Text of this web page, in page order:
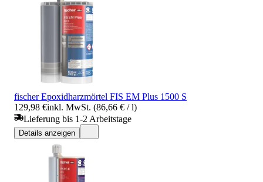
fischer Epoxidharzmörtel FIS EM Plus 1500 S
129,98 €inkl. MwSt. (86,66 € / l)
Lieferung bis 1-2 Arbeitstage
Details anzeigen